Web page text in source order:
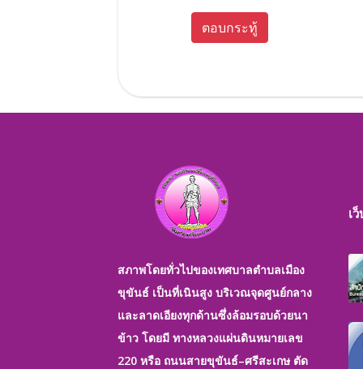
ตอบกระทู้
สภาพโดยทั่วไปของเทศบาลตำบลเมือง
ขุขันธ์ เป็นที่เนินสูง บริเวณจุดศูนย์กลาง
และลาดเอียงทุกด้านซึ่งล้อมรอบด้วยนา
ข้าว โดยมี ทางหลวงแผ่นดินหมายเลข
220 หรือ ถนนสายขุขันธ์–ศรีสะเกษ ตัด
เ